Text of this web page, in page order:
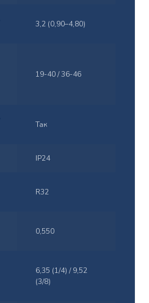
3,2 (0,90–4,80)
19-40 / 36-46
Так
IP24
R32
0,550
6,35 (1/4) / 9,52
(3/8)